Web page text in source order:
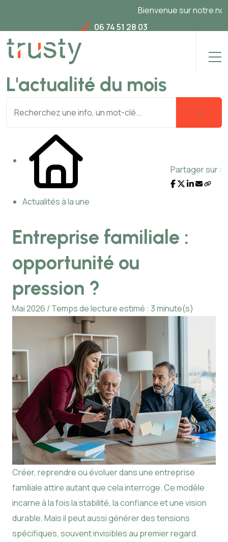
Bienvenue sur notre
06 74 51 28 03
L'actualité du mois
Actualités à la une
Partager sur :
Entreprise familiale :
opportunité ou
pression ?
Mai 2026 / Temps de lecture estimé : 3 minute(s)
Créer, reprendre ou évoluer dans une entreprise
familiale attire autant que cela interroge. Ce modèle
incarne à la fois la stabilité, la confiance et une vision
durable. Mais il peut aussi générer des tensions
spécifiques, souvent invisibles au premier regard.